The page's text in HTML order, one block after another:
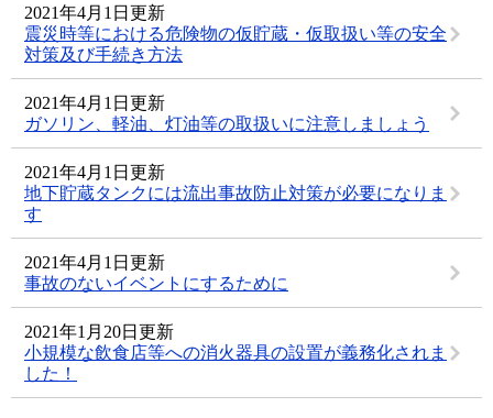
2021年4月1日更新
震災時等における危険物の仮貯蔵・仮取扱い等の安全
対策及び手続き方法
2021年4月1日更新
ガソリン、軽油、灯油等の取扱いに注意しましょう
2021年4月1日更新
地下貯蔵タンクには流出事故防止対策が必要になりま
す
2021年4月1日更新
事故のないイベントにするために
2021年1月20日更新
小規模な飲食店等への消火器具の設置が義務化されま
した！